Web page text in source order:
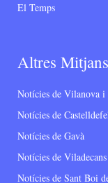
El Temps
Altres Mitjans
Notícies de Vilanova
Notícies de
Notícies de Gavà
Notícies de Viladecans
Notícies de Sant Boi